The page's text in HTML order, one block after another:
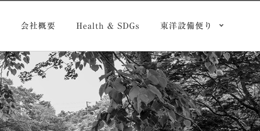
会社概要 Health & SDGs 東洋設備便り